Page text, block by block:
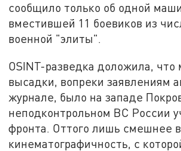
сообщило только об одной
вместившей 11 боевиков из
военной "элиты".
OSINT-разведка доложила, что
высадки, вопреки заявлениям
журнале, было на западе
неподконтрольном ВС России
фронта. Оттого лишь смешнее
кинематографичность, с